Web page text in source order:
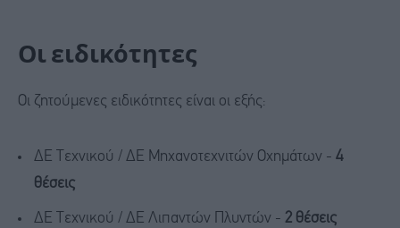
Οι ειδικότητες
Οι ζητούμενες ειδικότητες είναι οι εξής:
ΔΕ Τεχνικού / ΔΕ Μηχανοτεχνιτών Οχημάτων - 4
θέσεις
ΔΕ Τεχνικού / ΔΕ Λιπαντών Πλυντών - 2 θέσεις